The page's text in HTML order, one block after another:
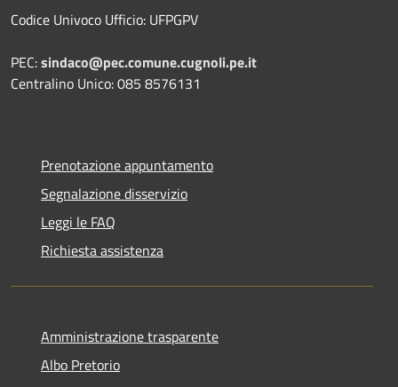
Codice Univoco Ufficio: UFPGPV
PEC:sindaco@pec.comune.cugnoli.pe.it
Centralino Unico: 085 8576131
Prenotazione appuntamento
Segnalazione disservizio
Leggi le FAQ
Richiesta assistenza
Amministrazione trasparente
Albo Pretorio